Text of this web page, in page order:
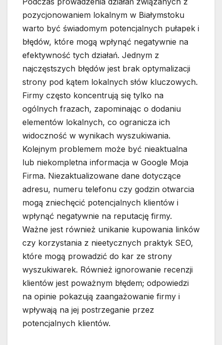
pozycjonowaniem lokalnym w Białymstoku
warto być świadomym potencjalnych pułapek i
błędów, które mogą wpłynąć negatywnie na
efektywność tych działań. Jednym z
najczęstszych błędów jest brak optymalizacji
strony pod kątem lokalnych słów kluczowych.
Firmy często koncentrują się tylko na
ogólnych frazach, zapominając o dodaniu
elementów lokalnych, co ogranicza ich
widoczność w wynikach wyszukiwania.
Kolejnym problemem może być nieaktualna
lub niekompletna informacja w Google Moja
Firma. Niezaktualizowane dane dotyczące
adresu, numeru telefonu czy godzin otwarcia
mogą zniechęcić potencjalnych klientów i
wpłynąć negatywnie na reputację firmy.
Ważne jest również unikanie kupowania linków
czy korzystania z nieetycznych praktyk SEO,
które mogą prowadzić do kar ze strony
wyszukiwarek. Również ignorowanie recenzji
klientów jest poważnym błędem; odpowiedzi
na opinie pokazują zaangażowanie firmy i
wpływają na jej postrzeganie przez
potencjalnych klientów.